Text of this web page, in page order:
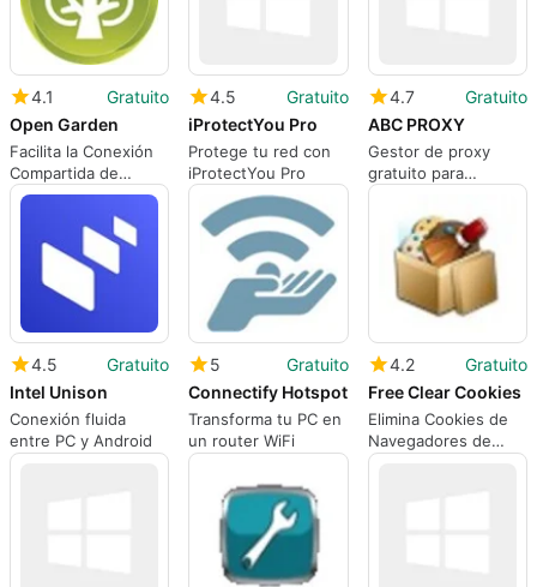
4.1
Gratuito
Open Garden
Facilita la Conexión
Compartida de
Internet
4.5
Gratuito
iProtectYou Pro
Protege tu red con
iProtectYou Pro
4.7
Gratuito
ABC PROXY
Gestor de proxy
gratuito para
Windows
4.5
Gratuito
Intel Unison
Conexión fluida
entre PC y Android
5
Gratuito
Connectify Hotspot
Transforma tu PC en
un router WiFi
4.2
Gratuito
Free Clear Cookies
Elimina Cookies de
Navegadores de
Forma Rápida